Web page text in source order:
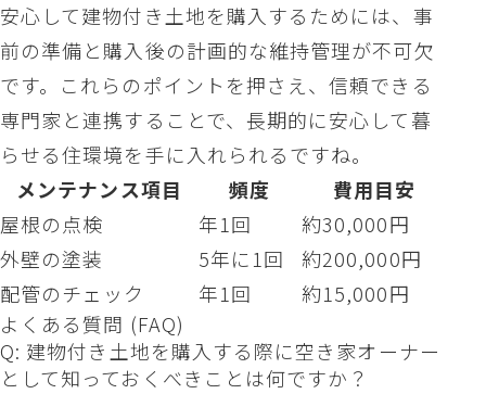
安心して建物付き土地を購入するためには、事
前の準備と購入後の計画的な維持管理が不可欠
です。これらのポイントを押さえ、信頼できる
専門家と連携することで、長期的に安心して暮
らせる住環境を手に入れられるですね。
メンテナンス項目
頻度
費用目安
屋根の点検
年1回
約30,000円
外壁の塗装
5年に1回
約200,000円
配管のチェック
年1回
約15,000円
よくある質問 (FAQ)
Q: 建物付き土地を購入する際に空き家オーナー
として知っておくべきことは何ですか？